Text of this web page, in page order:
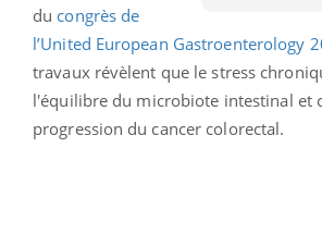
du congrès de
l’United European Gastroenterology
travaux révèlent que le stress
l'équilibre du microbiote intestinal et
progression du cancer colorectal.